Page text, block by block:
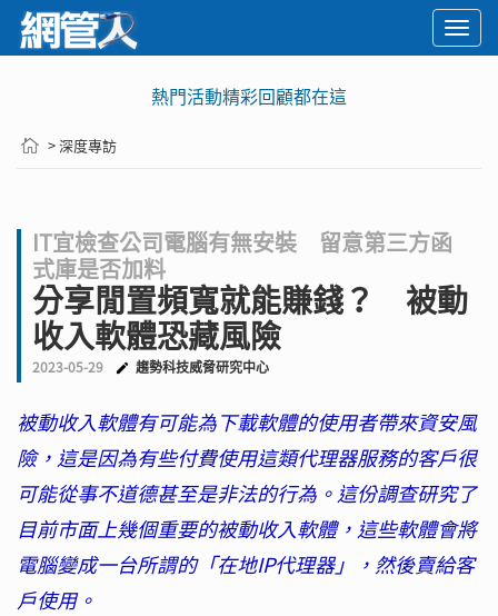
熱門活動精彩回顧都在這
> 深度專訪
IT宜檢查公司電腦有無安裝 留意第三方函
式庫是否加料
分享閒置頻寬就能賺錢？ 被動
收入軟體恐藏風險
2023-05-29 趨勢科技威脅研究中心
被動收入軟體有可能為下載軟體的使用者帶來資安風
險，這是因為有些付費使用這類代理器服務的客戶很
可能從事不道德甚至是非法的行為。這份調查研究了
目前市面上幾個重要的被動收入軟體，這些軟體會將
電腦變成一台所謂的「在地IP代理器」，然後賣給客
戶使用。